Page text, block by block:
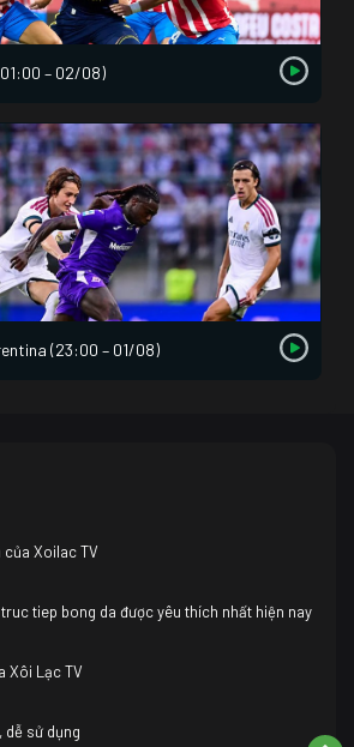
– 02/08)
(23:00 – 01/08)
Xoilac TV
tiep bong da được yêu thích nhất hiện nay
Xôi Lạc TV
dễ sử dụng